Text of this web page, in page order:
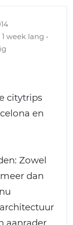
week lang •
citytrips
en
Zowel
dan